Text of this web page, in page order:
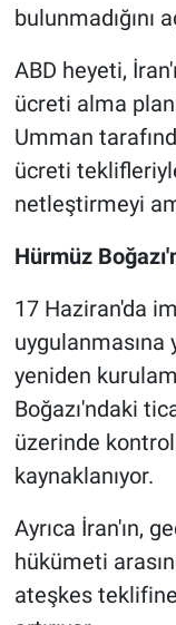
bulunmadığını
ABD heyeti,
ücreti alma
Umman
ücreti
netleştirmeyi
Hürmüz
17 Haziran'da
uygulanmasına
yeniden
Boğazı'ndaki
üzerinde kontrol
kaynaklanıyor.
Ayrıca İran'ın,
hükümeti
ateşkes